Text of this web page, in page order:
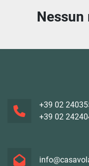
+39 02
+39 02